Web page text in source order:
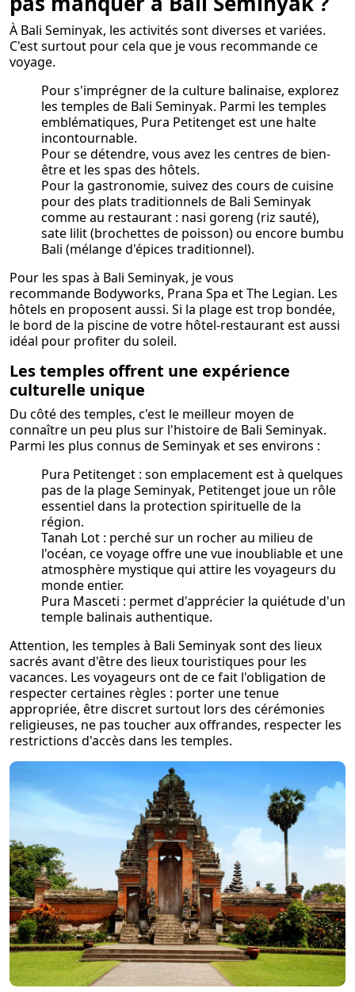
À Bali Seminyak, les activités sont diverses et variées.
C'est surtout pour cela que je vous recommande ce
voyage.
Pour s'imprégner de la culture balinaise, explorez
les temples de Bali Seminyak. Parmi les temples
emblématiques, Pura Petitenget est une halte
incontournable.
Pour se détendre, vous avez les centres de bien-
être et les spas des hôtels.
Pour la gastronomie, suivez des cours de cuisine
pour des plats traditionnels de Bali Seminyak
comme au restaurant : nasi goreng (riz sauté),
sate lilit (brochettes de poisson) ou encore bumbu
Bali (mélange d'épices traditionnel).
Pour les spas à Bali Seminyak, je vous
recommande Bodyworks, Prana Spa et The Legian. Les
hôtels en proposent aussi. Si la plage est trop bondée,
le bord de la piscine de votre hôtel-restaurant est aussi
idéal pour profiter du soleil.
Les temples offrent une expérience
culturelle unique
Du côté des temples, c'est le meilleur moyen de
connaître un peu plus sur l'histoire de Bali Seminyak.
Parmi les plus connus de Seminyak et ses environs :
Pura Petitenget : son emplacement est à quelques
pas de la plage Seminyak, Petitenget joue un rôle
essentiel dans la protection spirituelle de la
région.
Tanah Lot : perché sur un rocher au milieu de
l'océan, ce voyage offre une vue inoubliable et une
atmosphère mystique qui attire les voyageurs du
monde entier.
Pura Masceti : permet d'apprécier la quiétude d'un
temple balinais authentique.
Attention, les temples à Bali Seminyak sont des lieux
sacrés avant d'être des lieux touristiques pour les
vacances. Les voyageurs ont de ce fait l'obligation de
respecter certaines règles : porter une tenue
appropriée, être discret surtout lors des cérémonies
religieuses, ne pas toucher aux offrandes, respecter les
restrictions d'accès dans les temples.